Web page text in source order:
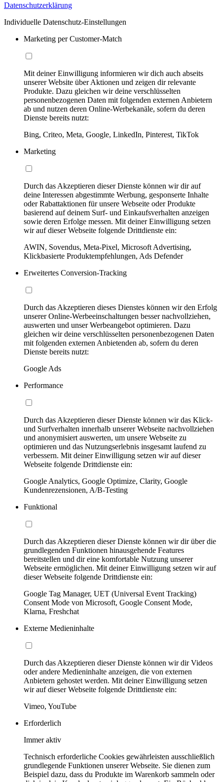
Datenschutzerklärung
Individuelle Datenschutz-Einstellungen
Marketing per Customer-Match
Mit deiner Einwilligung informieren wir dich auch abseits
unserer Website über Aktionen und zeigen dir relevante
Produkte. Dazu gleichen wir deine verschlüsselten
personenbezogenen Daten mit folgenden externen Anbietern
ab und nutzen deren Online-Werbekanäle, sofern du deren
Dienste bereits nutzt:
Bing, Criteo, Meta, Google, LinkedIn, Pinterest, TikTok
Marketing
Durch das Akzeptieren dieser Dienste können wir dir auf
deine Interessen abgestimmte Werbung, gesponserte Inhalte
oder Rabattaktionen für unsere Webseite oder Produkte
basierend auf deinem Surf- und Einkaufsverhalten anzeigen
sowie deren Erfolge messen. Mit deiner Einwilligung setzen
wir auf dieser Webseite folgende Drittdienste ein:
AWIN, Sovendus, Meta-Pixel, Microsoft Advertising,
Klickbasierte Produktempfehlungen, Ads Defender
Erweitertes Conversion-Tracking
Durch das Akzeptieren dieses Dienstes können wir den Erfolg
unserer Online-Werbeeinschaltungen besser nachvollziehen,
auswerten und unser Werbeangebot optimieren. Dazu
gleichen wir deine verschlüsselten personenbezogenen Daten
mit folgenden externen Anbietenden ab, sofern du deren
Dienste bereits nutzt:
Google Ads
Performance
Durch das Akzeptieren dieser Dienste können wir das Klick-
und Surfverhalten innerhalb unserer Webseite nachvollziehen
und anonymisiert auswerten, um unsere Webseite zu
optimieren und das Nutzungserlebnis insgesamt laufend zu
verbessern. Mit deiner Einwilligung setzen wir auf dieser
Webseite folgende Drittdienste ein:
Google Analytics, Google Optimize, Clarity, Google
Kundenrezensionen, A/B-Testing
Funktional
Durch das Akzeptieren dieser Dienste können wir dir über die
grundlegenden Funktionen hinausgehende Features
bereitstellen und dir eine komfortable Nutzung unserer
Webseite ermöglichen. Mit deiner Einwilligung setzen wir auf
dieser Webseite folgende Drittdienste ein:
Google Tag Manager, UET (Universal Event Tracking)
Consent Mode von Microsoft, Google Consent Mode,
Klarna, Freshchat
Externe Medieninhalte
Durch das Akzeptieren dieser Dienste können wir dir Videos
oder andere Medieninhalte anzeigen, die von externen
Anbietern gehostet werden. Mit deiner Einwilligung setzen
wir auf dieser Webseite folgende Drittdienste ein:
Vimeo, YouTube
Erforderlich
Immer aktiv
Technisch erforderliche Cookies gewährleisten ausschließlich
grundlegende Funktionen unserer Webseite. Sie dienen zum
Beispiel dazu, dass du Produkte im Warenkorb sammeln oder